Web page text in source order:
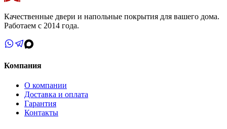
Качественные двери и напольные покрытия для вашего дома.
Работаем с 2014 года.
Компания
О компании
Доставка и оплата
Гарантия
Контакты